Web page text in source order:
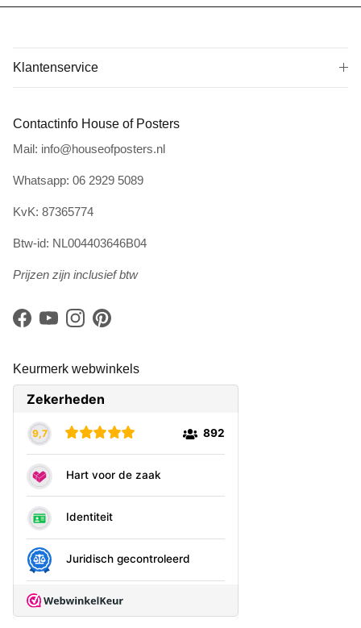
Klantenservice
Contactinfo House of Posters
Mail: info@houseofposters.nl
Whatsapp: 06 2929 5089
KvK: 87365774
Btw-id: NL004403646B04
Prijzen zijn inclusief btw
Facebook
YouTubeInstagramPinterest
Keurmerk webwinkels